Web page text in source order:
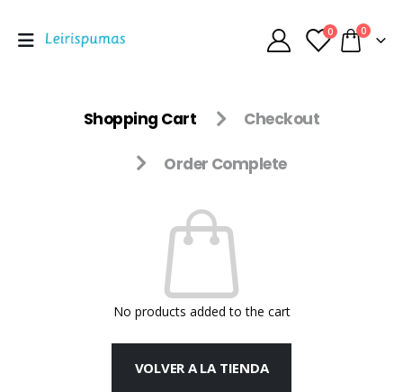
0 0
Shopping Cart Checkout
Order Complete
No products added to the cart
VOLVER A LA TIENDA